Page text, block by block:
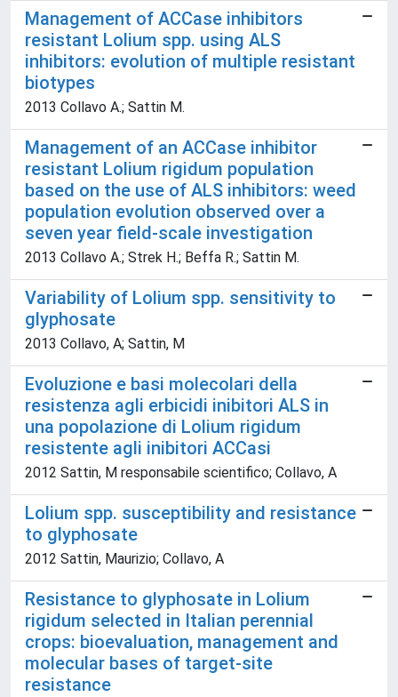
Management of ACCase inhibitors
resistant Lolium spp. using ALS
inhibitors: evolution of multiple resistant
biotypes
2013 Collavo A.; Sattin M.
Management of an ACCase inhibitor
resistant Lolium rigidum population
based on the use of ALS inhibitors: weed
population evolution observed over a
seven year field-scale investigation
2013 Collavo A.; Strek H.; Beffa R.; Sattin M.
Variability of Lolium spp. sensitivity to
glyphosate
2013 Collavo, A; Sattin, M
Evoluzione e basi molecolari della
resistenza agli erbicidi inibitori ALS in
una popolazione di Lolium rigidum
resistente agli inibitori ACCasi
2012 Sattin, M responsabile scientifico; Collavo, A
Lolium spp. susceptibility and resistance
to glyphosate
2012 Sattin, Maurizio; Collavo, A
Resistance to glyphosate in Lolium
rigidum selected in Italian perennial
crops: bioevaluation, management and
molecular bases of target-site
resistance